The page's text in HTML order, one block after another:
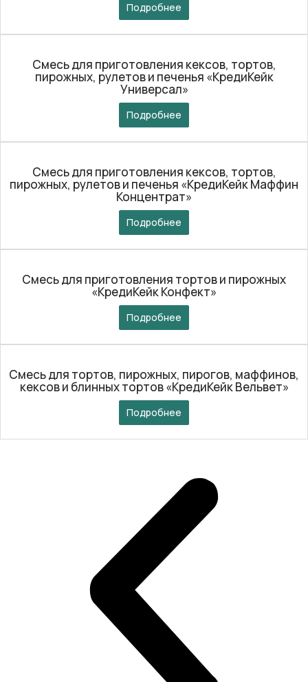
Подробнее
Смесь для приготовления кексов, тортов,
пирожных, рулетов и печенья «КредиКейк
Универсал»
Подробнее
Смесь для приготовления кексов, тортов,
пирожных, рулетов и печенья «КредиКейк Маффин
Концентрат»
Подробнее
Смесь для приготовления тортов и пирожных
«КредиКейк Конфект»
Подробнее
Смесь для тортов, пирожных, пирогов, маффинов,
кексов и блинных тортов «КредиКейк Вельвет»
Подробнее